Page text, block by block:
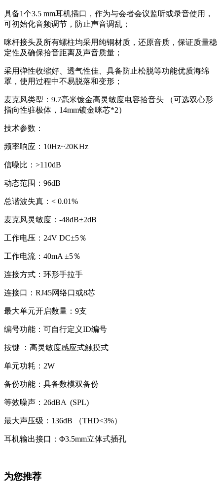
具备1个3.5 mm耳机插口，作为与会者会议监听或录音使用，
可初始化音频调节，防止声音调乱；
咪杆接头及所有螺柱均采用纯铜材质，还原音质，保证质量稳
定性及确保拾音距离及声音质量；
采用弹性收缩好、透气性佳、具备防止松脱等功能优质海绵
罩，使用过程中不易脱落和变形；
麦克风类型：9.7毫米镀金高灵敏度电容拾音头 （可选双心形
指向性驻极体，14mm镀金咪芯*2）
技术参数：
频率响应：10Hz~20KHz
信噪比：>110dB
动态范围：96dB
总谐波失真：< 0.01%
麦克风灵敏度：-48dB±2dB
工作电压：24V DC±5％
工作电流：40mA ±5％
连接方式：环形手拉手
连接口：RJ45网络口或8芯
最大单元开启数量：9支
编号功能：可自行定义ID编号
按键 ：高灵敏度感应式触摸式
单元功耗：2W
备份功能：具备数模双备份
等效噪声：26dBA (SPL)
最大声压级：136dB （THD<3%）
耳机输出接口：Φ3.5mm立体式插孔
为您推荐